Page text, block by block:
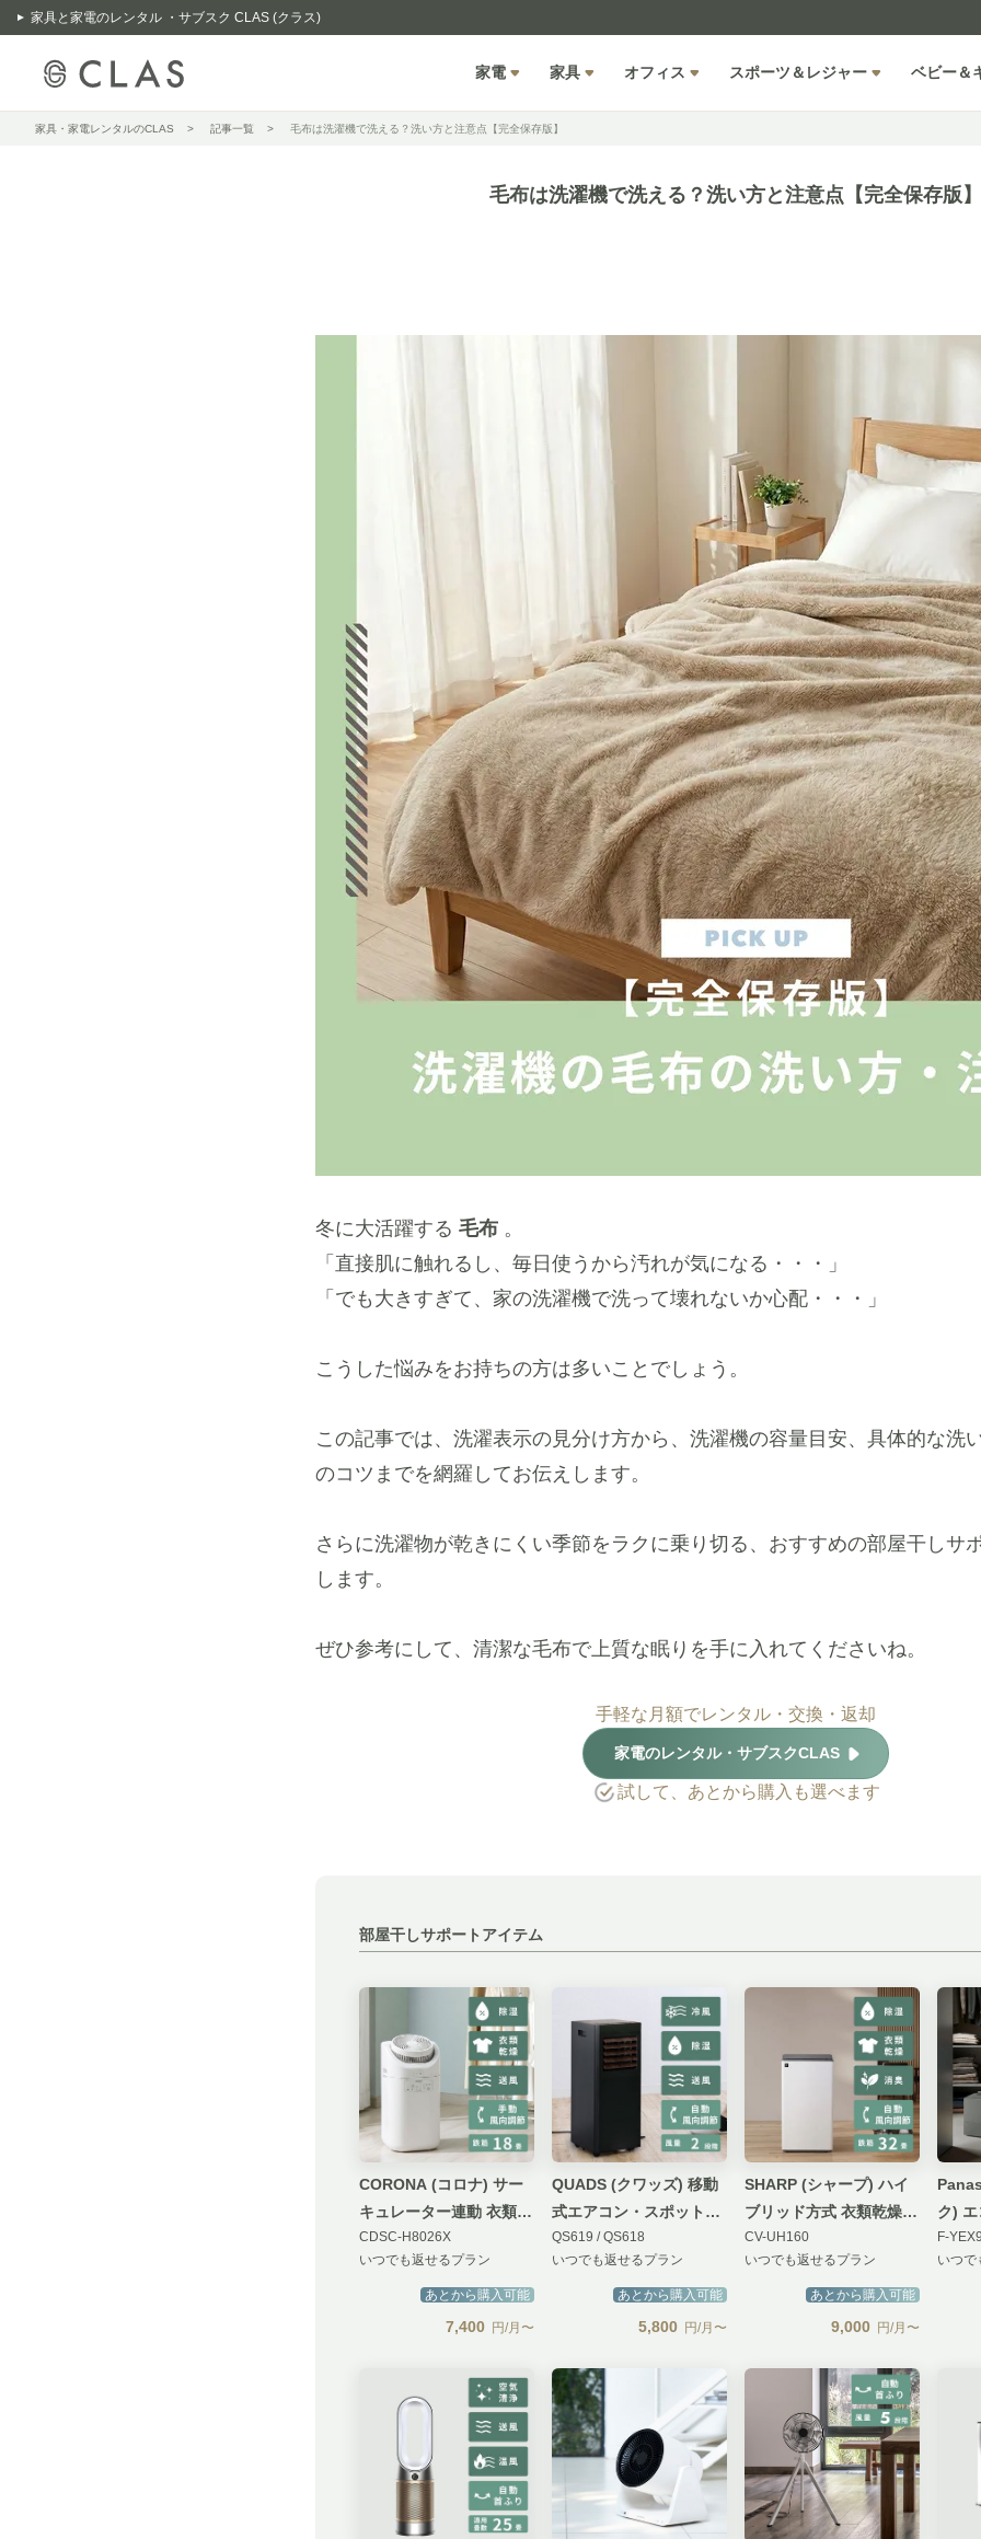
家具と家電のレンタル ・サブスク CLAS (クラス)
家電 家具 オフィス スポーツ＆レジャー ベビー＆
家具・家電レンタルのCLAS 記事一覧 毛布は洗濯機で洗える？洗い方と注意点【完全保存版】
毛布は洗濯機で洗える？洗い方と注意点【完全保存版】
冬に大活躍する 毛布 。
「直接肌に触れるし、毎日使うから汚れが気になる・・・」
「でも大きすぎて、家の洗濯機で洗って壊れないか心配・・・」
こうした悩みをお持ちの方は多いことでしょう。
この記事では、洗濯表示の見分け方から、洗濯機の容量目安、具体的な洗
のコツまでを網羅してお伝えします。
さらに洗濯物が乾きにくい季節をラクに乗り切る、おすすめの部屋干しサ
します。
ぜひ参考にして、清潔な毛布で上質な眠りを手に入れてくださいね。
手軽な月額でレンタル・交換・返却
家電のレンタル・サブスクCLAS
試して、あとから購入も選べます
部屋干しサポートアイテム
CORONA (コロナ) サー
キュレーター連動 衣類乾
燥除湿器
CDSC-H8026X
いつでも返せるプラン
あとから購入可能
7,400 円/月〜
QUADS (クワッズ) 移動
式エアコン・スポットク
ーラー airmove (エアム
ーブ）【排熱対応モデ
QS619 / QS618
いつでも返せるプラン
あとから購入可能
5,800 円/月〜
SHARP (シャープ) ハイ
ブリッド方式 衣類乾燥除
湿機 HYBRID 365
CV-UH160
いつでも返せるプラン
あとから購入可能
9,000 円/月〜
ク)
方式
F-
いつで